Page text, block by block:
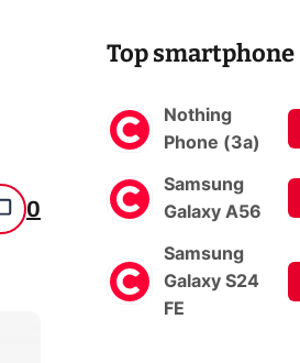
0
Top smartphone
Nothing
Phone (3a)
Samsung
Galaxy A56
Samsung
Galaxy S24
FE